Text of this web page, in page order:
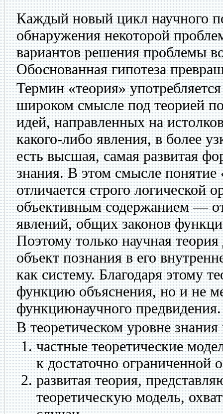
Каждый новый цикл научного
обнаружения некоторой
вариантов решения проблемы
Обоснованная гипотеза
Термин «теория»
широком смысле под теорией
идей, направленных на
какого-либо явления, в более
есть высшая, самая развитая
знания. В этом смысле понятие
отличается строго логической
объективным содержанием —
явлений, общих законов
Поэтому только научная
объект познания в его
как систему. Благодаря этому
функцию объяснения, но и не
функциюнаучного предвидения.
В теоретическом уровне
частные теоретические
к достаточно ограниченной
развитая теория,
теоретическую модель,